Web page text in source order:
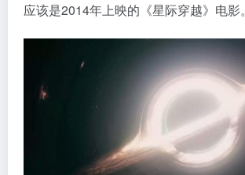
应该是2014年上映的《星际穿越》电影。